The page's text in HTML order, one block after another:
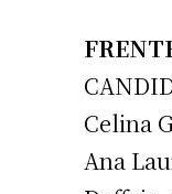
Celina
Ana